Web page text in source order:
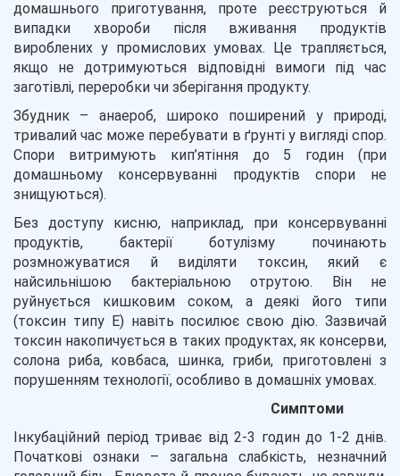
домашнього приготування, проте реєструються й
випадки хвороби після вживання продуктів
вироблених у промислових умовах. Це трапляється,
якщо не дотримуються відповідні вимоги під час
заготівлі, переробки чи зберігання продукту.
Збудник – анаероб, широко поширений у природі,
тривалий час може перебувати в ґрунті у вигляді спор.
Спори витримують кип’ятіння до 5 годин (при
домашньому консервуванні продуктів спори не
знищуються).
Без доступу кисню, наприклад, при консервуванні
продуктів, бактерії ботулізму починають
розмножуватися й виділяти токсин, який є
найсильнішою бактеріальною отрутою. Він не
руйнується кишковим соком, а деякі його типи
(токсин типу Е) навіть посилює свою дію. Зазвичай
токсин накопичується в таких продуктах, як консерви,
солона риба, ковбаса, шинка, гриби, приготовлені з
порушенням технології, особливо в домашніх умовах.
Симптоми
Інкубаційний період триває від 2-3 годин до 1-2 днів.
Початкові ознаки – загальна слабкість, незначний